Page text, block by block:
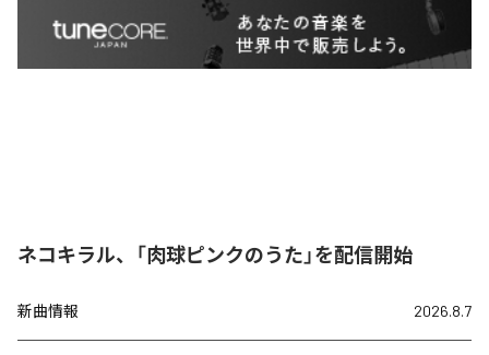
ネコキラル、「肉球ピンクのうた」を配信開始
新曲情報 2026.8.7